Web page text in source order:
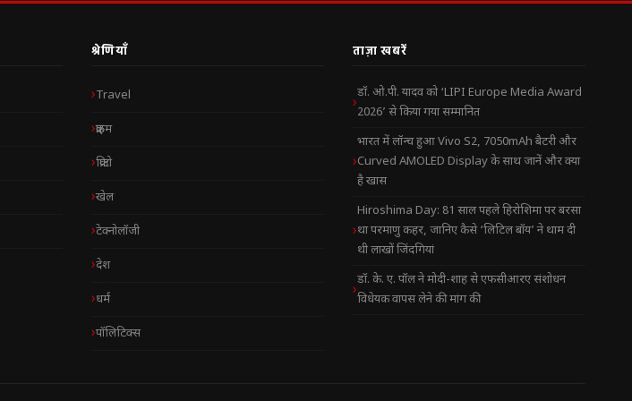
श्रेणियाँ
Travel
क्राइम
क्रिप्टो
खेल
टेक्नोलॉजी
देश
धर्म
पॉलिटिक्स
ताज़ा खबरें
डॉ. ओ.पी. यादव को ‘LIPI Europe Media Award
2026’ से किया गया सम्मानित
भारत में लॉन्च हुआ Vivo S2, 7050mAh बैटरी और
Curved AMOLED Display के साथ जानें और क्या
है खास
Hiroshima Day: 81 साल पहले हिरोशिमा पर बरसा
था परमाणु कहर, जानिए कैसे ‘लिटिल बॉय’ ने थाम दी
थी लाखों जिंदगियां
डॉ. के. ए. पॉल ने मोदी-शाह से एफसीआरए संशोधन
विधेयक वापस लेने की मांग की